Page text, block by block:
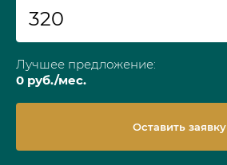
Лучшее предложение:
0 руб./мес.
Оставить заявку